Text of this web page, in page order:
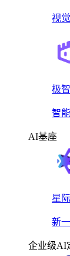
视
极智
智
AI基座
星
新
企业级AI